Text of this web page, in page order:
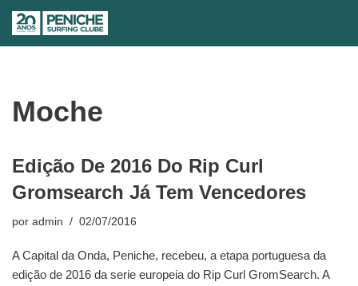
conteúdo
Moche
Edição De 2016 Do Rip Curl
Gromsearch Já Tem Vencedores
por admin 02/07/2016
A Capital da Onda, Peniche, recebeu, a etapa portuguesa da
edição de 2016 da serie europeia do Rip Curl GromSearch. A